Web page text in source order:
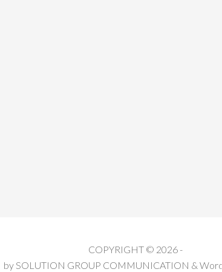
COPYRIGHT © 2026 -
bySOLUTION GROUP COMMUNICATION &